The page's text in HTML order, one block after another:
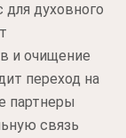
духовного
и очищение
переход на
партнеры
связь